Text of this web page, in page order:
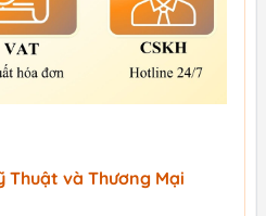
Thuật và Thương Mại